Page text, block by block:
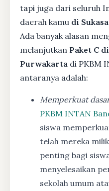
tapi juga dari seluruh
daerah kamu di
Ada banyak alasan
melanjutkan Paket C
Purwakarta di PKBM
antaranya adalah:
Memperkuat
PKBM INTAN
siswa
telah mereka
penting bagi
menyelesaikan
sekolah umum